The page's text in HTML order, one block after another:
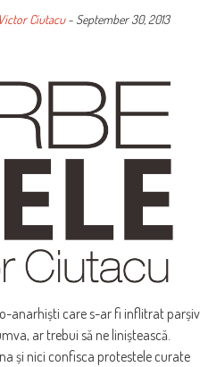
Victor Ciutacu- September 30, 2013
anarhiști care s-ar fi inflitrat parșiv
ar trebui să ne liniștească.
și nici confisca protestele curate